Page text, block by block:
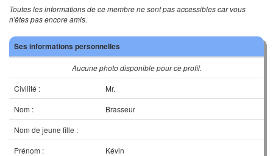
Toutes les informations de ce membre ne sont pas accessibles car vous
n'êtes pas encore amis.
Ses informations personnelles
Aucune photo disponible pour ce profil.
Civilité :
Mr.
Nom :
Brasseur
Nom de jeune fille :
Prénom :
Kévin